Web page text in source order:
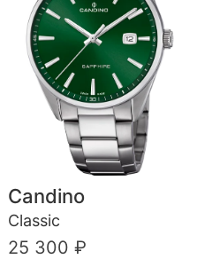
Candino
Classic
25 300 ₽